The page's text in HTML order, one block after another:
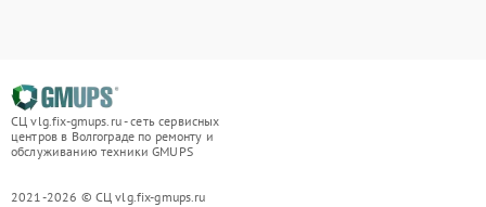
СЦ vlg.fix-gmups.ru - сеть сервисных
центров в Волгограде по ремонту и
обслуживанию техники GMUPS
2021-2026 © СЦ vlg.fix-gmups.ru